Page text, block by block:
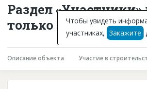
Горячие объекты
База строящихся объектов
Инвестпроекты
Глоссарий
Раздел «Участники»
только
Описание объекта Участие в
Чтобы увидеть
участниках, Закажите